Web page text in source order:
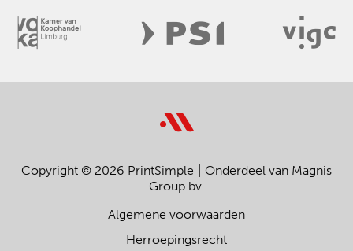
Copyright © 2026 PrintSimple
Onderdeel van Magnis
Group bv.
Algemene voorwaarden
Herroepingsrecht